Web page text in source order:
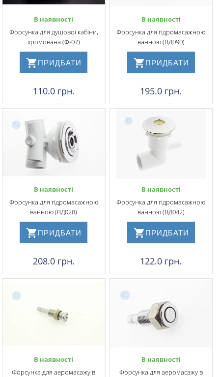
В наявності
Форсунка для душової кабіни,
хромована (Ф-07)
ПРИДБАТИ
110.0 грн.
В наявності
Форсунка для гідромасажною
ванною (ВД090)
ПРИДБАТИ
195.0 грн.
В наявності
Форсунка для гідромасажною
ванною (ВД028)
ПРИДБАТИ
208.0 грн.
В наявності
Форсунка для гідромасажною
ванною (ВД042)
ПРИДБАТИ
122.0 грн.
В наявності
Форсунка для аеромасажу в
В наявності
Форсунка для аеромасажу в